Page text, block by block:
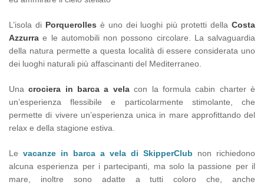
L’isola di Porquerolles è uno dei luoghi più protetti dellaCosta
Azzurra e le automobili non possono circolare. La salvaguardia
della natura permette a questa località di essere considerata uno
dei luoghi naturali più affascinanti del Mediterraneo.
Unacrociera in barca a velacon la formula cabin charter è
un’esperienza flessibile e particolarmente stimolante, che
permette di vivere un’esperienza unica in mare approfittando del
relax e della stagione estiva.
Le vacanze in barca a vela di SkipperClub non richiedono
alcuna esperienza per i partecipanti, ma solo la passione per il
mare, inoltre sono adatte a tutti coloro che, anche